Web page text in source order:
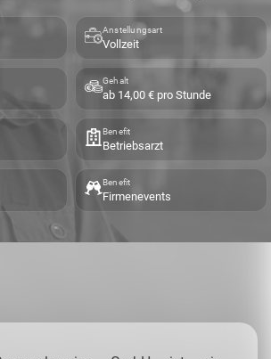
Anstellungsart
Vollzeit
Gehalt
ab 14,00 € pro Stunde
Benefit
Betriebsarzt
Benefit
Firmenevents